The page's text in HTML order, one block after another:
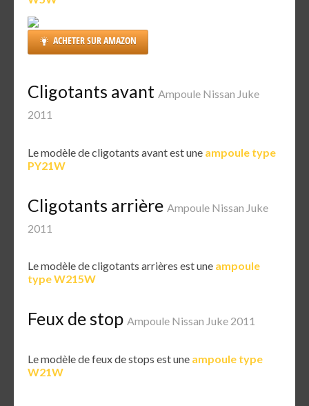
ACHETER SUR AMAZON
Cligotants avant Ampoule Nissan Juke
2011
Le modèle de cligotants avant est une ampoule type
PY21W
Cligotants arrière Ampoule Nissan Juke
2011
Le modèle de cligotants arrières est une ampoule
type W215W
Feux de stop Ampoule Nissan Juke 2011
Le modèle de feux de stops est une ampoule type
W21W